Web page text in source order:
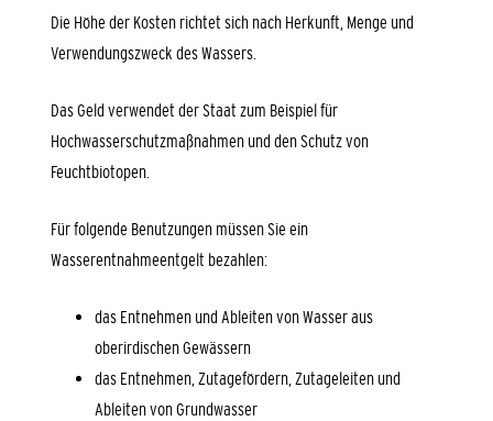
Die Höhe der Kosten richtet sich nach Herkunft, Menge und
Verwendungszweck des Wassers.
Das Geld verwendet der Staat zum Beispiel für
Hochwasserschutzmaßnahmen und den Schutz von
Feuchtbiotopen.
Für folgende Benutzungen müssen Sie ein
Wasserentnahmeentgelt bezahlen:
das Entnehmen und Ableiten von Wasser aus
oberirdischen Gewässern
das Entnehmen, Zutagefördern, Zutageleiten und
Ableiten von Grundwasser